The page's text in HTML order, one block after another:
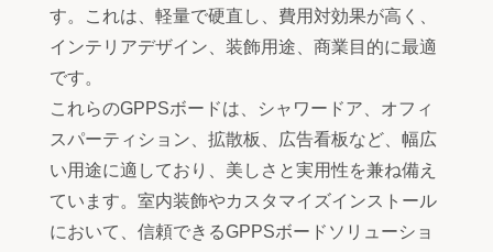
す。これは、軽量で硬直し、費用対効果が高く、
インテリアデザイン、装飾用途、商業目的に最適
です。
これらのGPPSボードは、シャワードア、オフィ
スパーティション、拡散板、広告看板など、幅広
い用途に適しており、美しさと実用性を兼ね備え
ています。室内装飾やカスタマイズインストール
において、信頼できるGPPSボードソリューショ